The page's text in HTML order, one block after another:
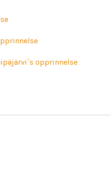
opprinnelse